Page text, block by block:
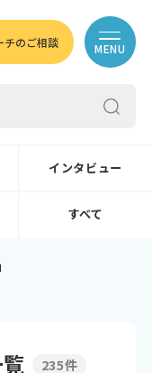
チのご相談 MENU
インタビュー
すべて
235件